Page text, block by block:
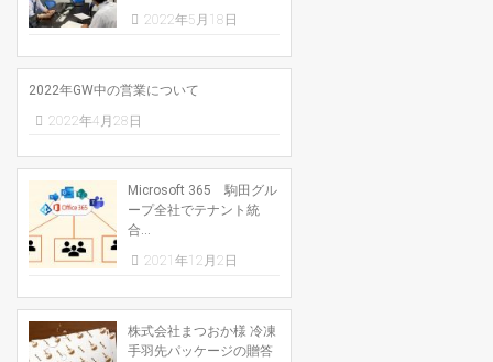
サイトマップ
2022年5月18日
2022年GW中の営業について
2022年4月28日
Microsoft 365 駒田グル
ープ全社でテナント統
合...
2021年12月2日
株式会社まつおか様 冷凍
手羽先パッケージの贈答